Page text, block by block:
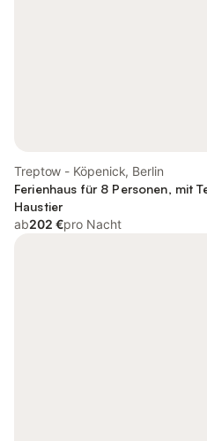
Treptow - Köpenick, Berlin
Ferienhaus für 8 Personen, mit
Haustier
ab202 €pro Nacht